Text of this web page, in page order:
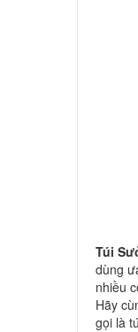
Túi
dùng
nhiều
Hãy
gọi là